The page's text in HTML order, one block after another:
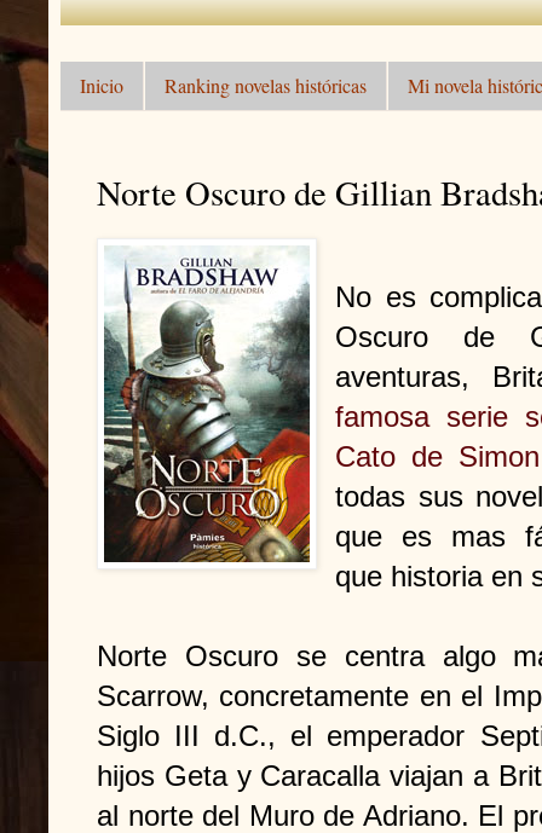
Inicio Ranking novelas históricas Mi novela
Norte Oscuro de Gillian
No es
Oscuro de
aventuras,
famosa serie
Cato de
todas sus
que es mas
que historia en
Norte Oscuro se centra algo
Scarrow, concretamente en el
Siglo III d.C., el emperador
hijos Geta y Caracalla viajan a
al norte del Muro de Adriano. El